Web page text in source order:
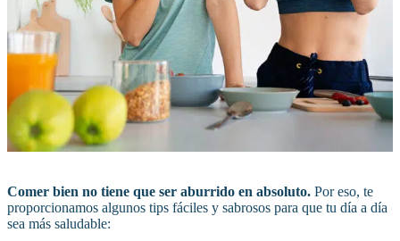
Comer bien no tiene que ser aburrido en absoluto. Por eso, te
proporcionamos algunos tips fáciles y sabrosos para que tu día a día
sea más saludable: